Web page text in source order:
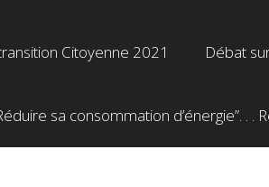
Citoyenne 2021 Débat
sa consommation d’énergie”. . .